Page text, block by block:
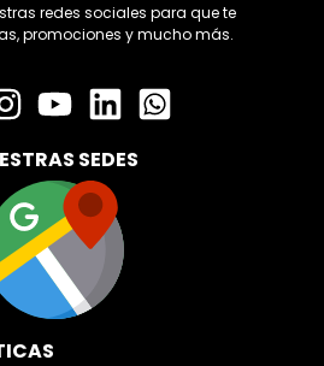
redes sociales para que te
promociones y mucho más.
SEDES